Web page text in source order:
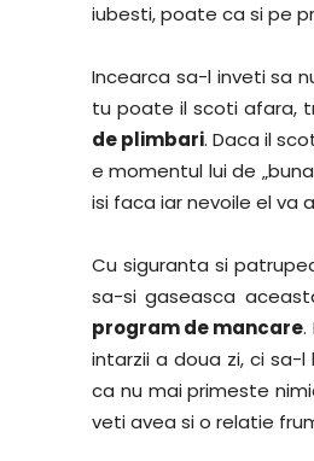
iubesti, poate ca si pe
Incearca sa-l inveti sa
tu poate il scoti afara,
de plimbari. Daca il
e momentul lui de
isi faca iar nevoile el va
Cu siguranta si
sa-si gaseasca
program de mancare.
intarzii a doua zi, ci sa-
ca nu mai primeste
veti avea si o relatie